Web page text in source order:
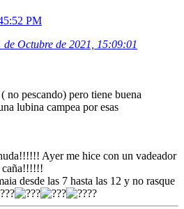
PM
Octubre de 2021, 15:09:01
no pescando) pero tiene buena
lubina campea por esas
Ayer me hice con un vadeador
caña!!!!!!
desde las 7 hasta las 12 y no rasque
?